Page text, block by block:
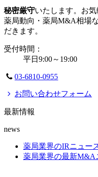
秘密厳守いたします。お
薬局動向・薬局M&A相場
だきます。
受付時間：
平日9:00～19:00
03-6810-0955
お問い合わせフォーム
最新情報
news
薬局業界のIRニュー
薬局業界の最新M&A